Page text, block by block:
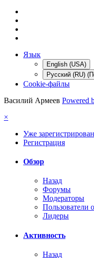
Язык
English (USA)
Русский (RU)
Cookie-файлы
Василий Армеев Powered
×
Уже
Регистрация
Обзор
Назад
Форумы
Модераторы
Пользователи
Лидеры
Активность
Назад